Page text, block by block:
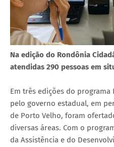
Na edição do Rondônia
atendidas 290 pessoas em
Em três edições do
pelo governo estadual, em
de Porto Velho, foram
diversas áreas. Com o
da Assistência e do